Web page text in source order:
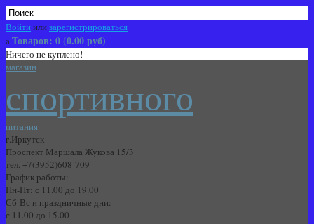
Войтиилизарегистрироваться
Товаров: 0 (0.00 руб)
Ничего не куплено!
магазин
спортивного
питания
г.Иркутск
Проспект Маршала Жукова 15/3
тел. +7(3952)608-709
График работы:
Пн-Пт: с 11.00 до 19.00
Сб-Вс и праздничные дни:
с 11.00 до 15.00